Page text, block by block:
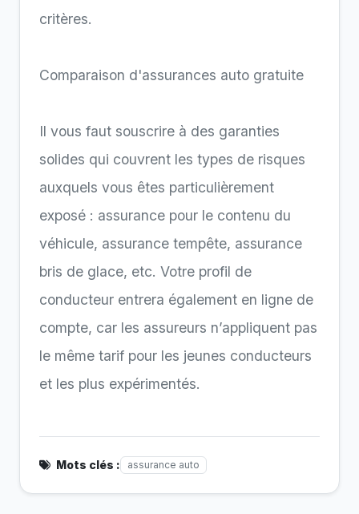
critères.
Comparaison d'assurances auto gratuite
Il vous faut souscrire à des garanties
solides qui couvrent les types de risques
auxquels vous êtes particulièrement
exposé : assurance pour le contenu du
véhicule, assurance tempête, assurance
bris de glace, etc. Votre profil de
conducteur entrera également en ligne de
compte, car les assureurs n’appliquent pas
le même tarif pour les jeunes conducteurs
et les plus expérimentés.
Mots clés : assurance auto